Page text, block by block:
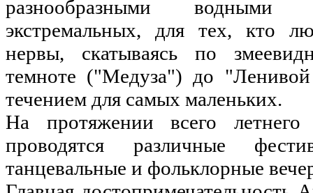
разнообразными водными
экстремальных, для тех, кто
нервы, скатываясь по
темноте ("Медуза") до
течением для самых маленьких.
На протяжении всего
проводятся различные
танцевальные и фольклорные